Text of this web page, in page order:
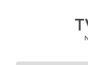
Saltar al contenido